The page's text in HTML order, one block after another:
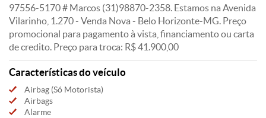
97556-5170 # Marcos (31)98870-2358. Estamos na Avenida
Vilarinho, 1.270 - Venda Nova - Belo Horizonte-MG. Preço
promocional para pagamento à vista, financiamento ou carta
de credito. Preço para troca: R$ 41.900,00
Características do veículo
Airbag (Só Motorista)
Airbags
Alarme